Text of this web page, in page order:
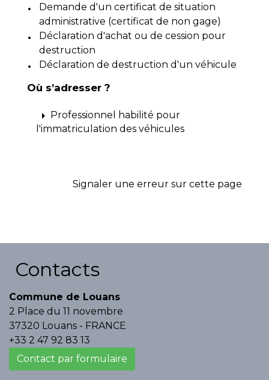
Demande d'un certificat de situation
administrative (certificat de non gage)
Déclaration d'achat ou de cession pour
destruction
Déclaration de destruction d'un véhicule
Où s’adresser ?
arrow_right Professionnel habilité pour
l'immatriculation des véhicules
Signaler une erreur sur cette page
Contacts
Commune de Louans
2 Place du 11 novembre
37320 Louans - FRANCE
+33 2 47 92 83 13
Contact par formulaire